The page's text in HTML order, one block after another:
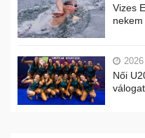
Vizes
Női